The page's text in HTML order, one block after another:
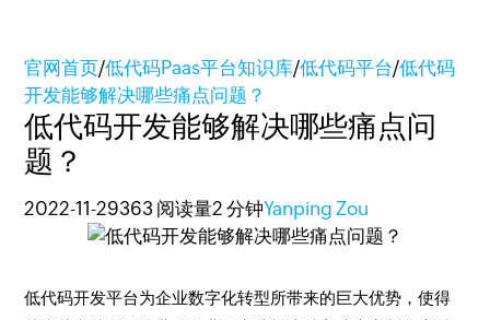
官网首页/低代码Paas平台知识库/低代码平台/低代码
开发能够解决哪些痛点问题？
低代码开发能够解决哪些痛点问
题？
2022-11-29363 阅读量2 分钟Yanping Zou
低代码开发平台为企业数字化转型所带来的巨大优势，使得